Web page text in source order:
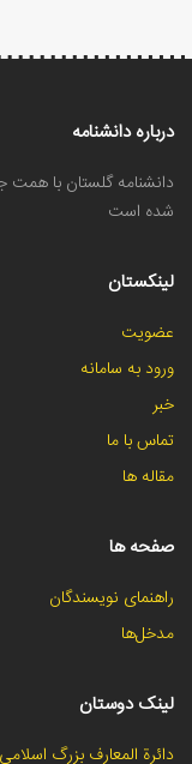
درباره دانشنامه
دانشنامه گلستان با
شده است
لینکستان
عضویت
ورود به سامانه
خبر
تماس با ما
مقاله ها
صفحه ها
راهنمای نویسندگان
مدخل‌ها
لینک دوستان
دائرة المعارف بزرگ اسلامی